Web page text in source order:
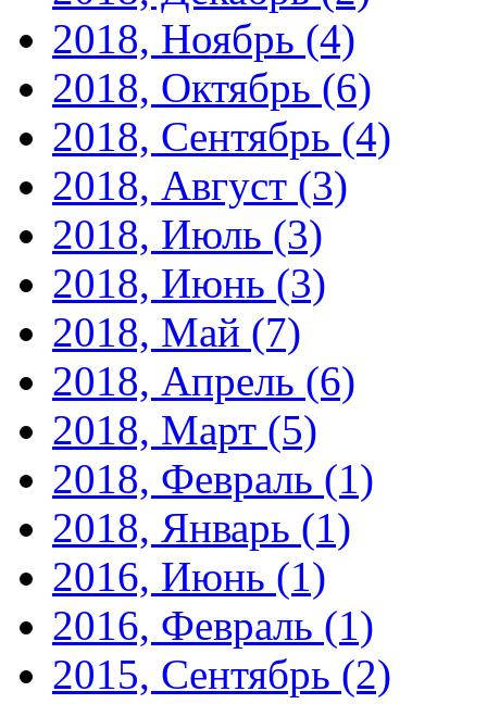
2018, Ноябрь (4)
2018, Октябрь (6)
2018, Сентябрь (4)
2018, Август (3)
2018, Июль (3)
2018, Июнь (3)
2018, Май (7)
2018, Апрель (6)
2018, Март (5)
2018, Февраль (1)
2018, Январь (1)
2016, Июнь (1)
2016, Февраль (1)
2015, Сентябрь (2)